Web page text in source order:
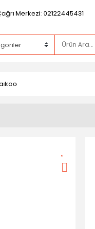
Merkezi: 02122445431